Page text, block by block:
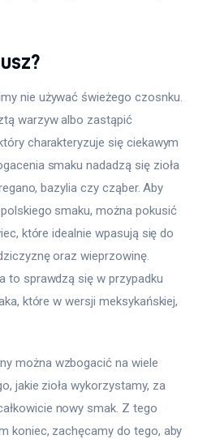
nie używać świeżego czosnku.
warzyw albo zastąpić
charakteryzuje się ciekawym
smaku nadadzą się zioła
bazylia czy cząber. Aby
smaku, można pokusić
które idealnie wpasują się do
oraz wieprzowinę.
to sprawdzą się w przypadku
które w wersji meksykańskiej,
można wzbogacić na wiele
jakie zioła wykorzystamy, za
nowy smak. Z tego
koniec, zachęcamy do tego, aby